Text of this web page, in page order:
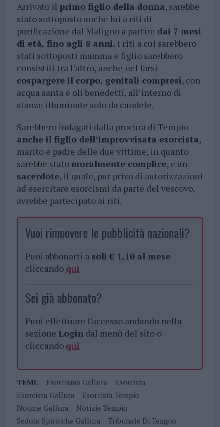
Arrivato il primo figlio della donna, sarebbe
stato sottoposto anche lui a riti di
purificazione dal Maligno a partire dai 7 mesi
di età, fino agli 8 anni. I riti a cui sarebbero
stati sottoposti mamma e figlio sarebbero
consistiti tra l’altro, anche nel farsi
cospargere il corpo, genitali compresi, con
acqua santa e oli benedetti, all’interno di
stanze illuminate solo da candele.
Sarebbero indagati dalla procura di Tempio
anche il figlio dell’improvvisata esorcista,
marito e padre delle due vittime, in quanto
sarebbe stato moralmente complice, e un
sacerdote, il quale, pur privo di autorizzazioni
ad esercitare esorcismi da parte del vescovo,
avrebbe partecipato ai riti.
Vuoi rimuovere le pubblicità nazionali?
Puoi abbonarti a soli € 1,10 al mese
cliccando qui
Sei già abbonato?
Puoi effettuare l'accesso andando nella
sezione Logindal menù del sito o
cliccando qui
TEMI: Esorcismo Gallura
Esorcista
Esorcista Gallura
Esorcista Tempio
Notizie Gallura
Notizie Tempio
Sedute Spiritiche Gallura
Tribunale Di Tempio